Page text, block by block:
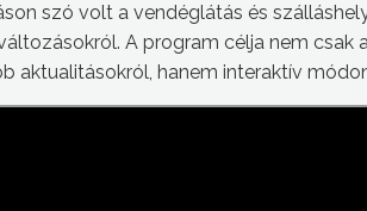
szó volt a vendéglátás és
A program célja nem
aktualitásokról, hanem interaktív